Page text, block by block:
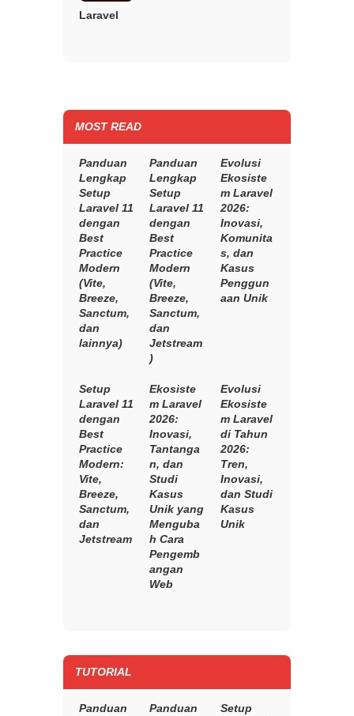
Laravel
MOST READ
Panduan
Lengkap
Setup
Laravel 11
dengan
Best
Practice
Modern
(Vite,
Breeze,
Sanctum,
dan
lainnya)
Panduan
Lengkap
Setup
Laravel 11
dengan
Best
Practice
Modern
(Vite,
Breeze,
Sanctum,
dan
Jetstream
)
Evolusi
Ekosiste
m Laravel
2026:
Inovasi,
Komunita
s, dan
Kasus
Penggun
aan Unik
Setup
Laravel 11
dengan
Best
Practice
Modern:
Vite,
Breeze,
Sanctum,
dan
Jetstream
Ekosiste
m Laravel
2026:
Inovasi,
Tantanga
n, dan
Studi
Kasus
Unik yang
Menguba
h Cara
Pengemb
angan
Web
Evolusi
Ekosiste
m Laravel
di Tahun
2026:
Tren,
Inovasi,
dan Studi
Kasus
Unik
TUTORIAL
Panduan
Panduan
Setup